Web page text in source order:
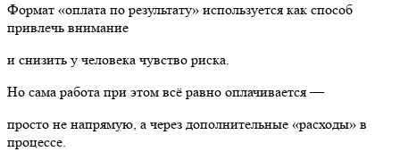
Формат «оплата по результату» используется как способ
привлечь внимание
и снизить у человека чувство риска.
Но сама работа при этом всё равно оплачивается —
просто не напрямую, а через дополнительные «расходы» в
процессе.